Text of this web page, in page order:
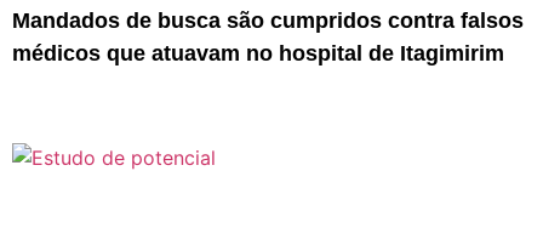
Mandados de busca são cumpridos contra falsos
médicos que atuavam no hospital de Itagimirim